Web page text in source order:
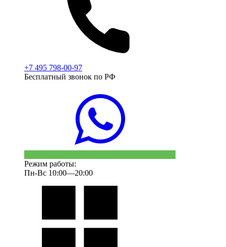
+7 495 798-00-97
Бесплатный звонок по РФ
Режим работы:
Пн-Вс 10:00—20:00